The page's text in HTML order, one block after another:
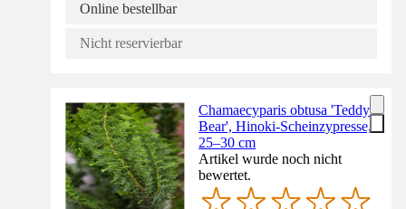
Online bestellbar
Nicht reservierbar
Chamaecyparis obtusa 'Teddy
Bear', Hinoki-Scheinzypresse,
25–30 cm
Artikel wurde noch nicht
bewertet.